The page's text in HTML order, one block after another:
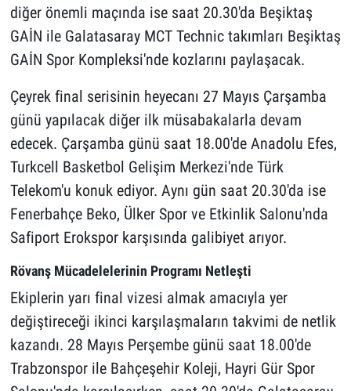
diğer önemli maçında ise saat 20.30'da Beşiktaş
GAİN ile Galatasaray MCT Technic takımları Beşiktaş
GAİN Spor Kompleksi'nde kozlarını paylaşacak.
Çeyrek final serisinin heyecanı 27 Mayıs Çarşamba
günü yapılacak diğer ilk müsabakalarla devam
edecek. Çarşamba günü saat 18.00'de Anadolu Efes,
Turkcell Basketbol Gelişim Merkezi'nde Türk
Telekom'u konuk ediyor. Aynı gün saat 20.30'da ise
Fenerbahçe Beko, Ülker Spor ve Etkinlik Salonu'nda
Safiport Erokspor karşısında galibiyet arıyor.
Rövanş Mücadelelerinin Programı Netleşti
Ekiplerin yarı final vizesi almak amacıyla yer
değiştireceği ikinci karşılaşmaların takvimi de netlik
kazandı. 28 Mayıs Perşembe günü saat 18.00'de
Trabzonspor ile Bahçeşehir Koleji, Hayri Gür Spor